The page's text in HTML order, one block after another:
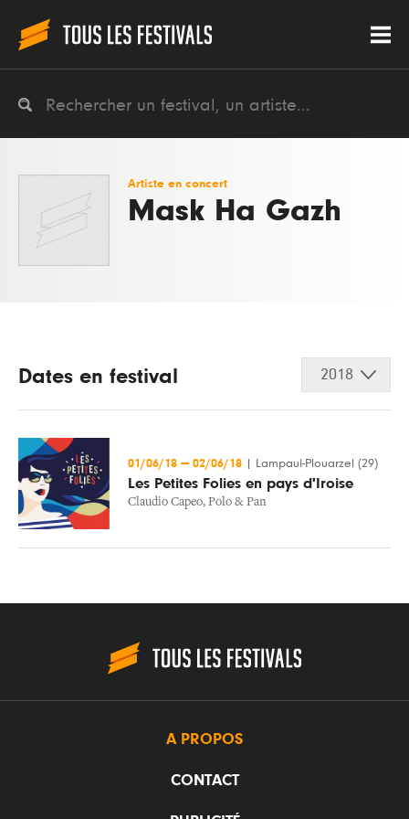
Artiste en concert
Mask Ha Gazh
Dates en festival 2018
01/06/18 — 02/06/18 Lampaul-Plouarzel (29)
Les Petites Folies en pays d'Iroise
Claudio Capeo, Polo & Pan
A PROPOS
CONTACT